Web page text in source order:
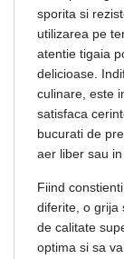
sporita si
utilizarea pe
atentie tigaia
delicioase.
culinare, este
satisfaca
bucurati de
aer liber sau
Fiind
diferite, o grija
de calitate
optima si sa